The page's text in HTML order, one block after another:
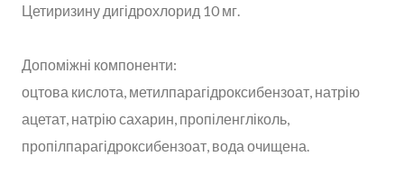
Цетиризину дигідрохлорид 10 мг.
Допоміжні компоненти:
оцтова кислота, метилпарагідроксибензоат, натрію
ацетат, натрію сахарин, пропіленгліколь,
пропілпарагідроксибензоат, вода очищена.